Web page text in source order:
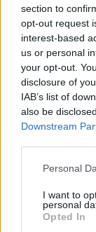
section to
opt-out request
interest-based
us or personal
your opt-out.
disclosure of
IAB’s list of
also be
Downstream
Please note
not limited to
grant or deny
use your data
Personal
I want to
personal
Opted In
ΕΛΛΑΔΑ
ΟΠΕΚΕΠΕ:
1/06/2026 - 7:59μμ